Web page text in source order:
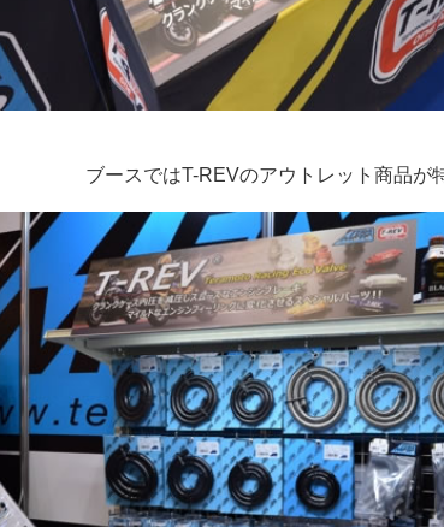
ブースではT-REVのアウトレット商品が